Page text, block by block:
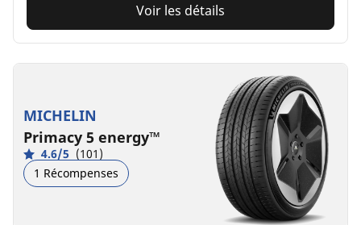
Voir les détails
MICHELIN
Primacy 5 energy™
4.6/5 (101)
1 Récompenses